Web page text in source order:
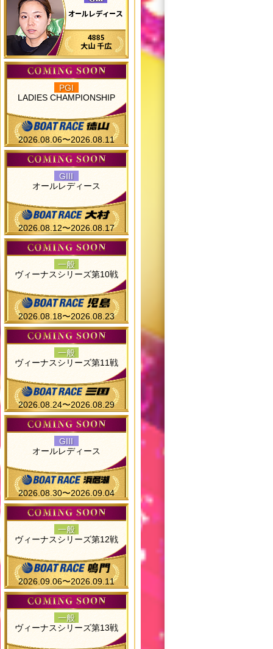
PGI
LADIES CHAMPIONSHIP
2026.08.06〜2026.08.11
GIII
オールレディース
2026.08.12〜2026.08.17
一般
ヴィーナスシリーズ第10戦
2026.08.18〜2026.08.23
一般
ヴィーナスシリーズ第11戦
2026.08.24〜2026.08.29
GIII
オールレディース
2026.08.30〜2026.09.04
一般
ヴィーナスシリーズ第12戦
2026.09.06〜2026.09.11
一般
ヴィーナスシリーズ第13戦